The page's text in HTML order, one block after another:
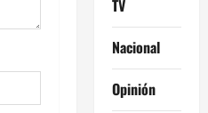
TV
Nacional
Opinión